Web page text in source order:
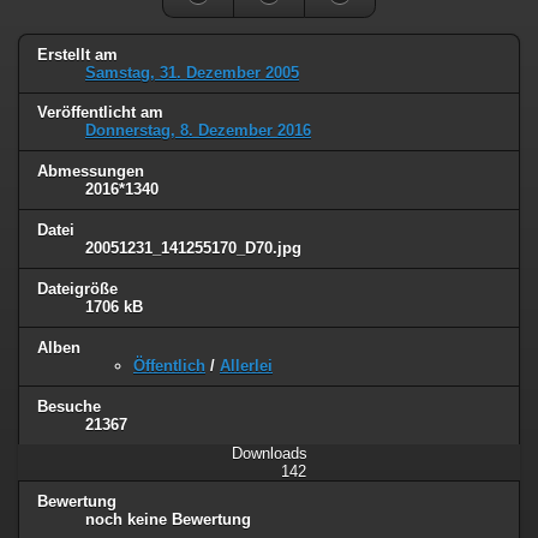
Erstellt am
Samstag, 31. Dezember 2005
Veröffentlicht am
Donnerstag, 8. Dezember 2016
Abmessungen
2016*1340
Datei
20051231_141255170_D70.jpg
Dateigröße
1706 kB
Alben
Öffentlich / Allerlei
Besuche
21367
Downloads
142
Bewertung
noch keine Bewertung